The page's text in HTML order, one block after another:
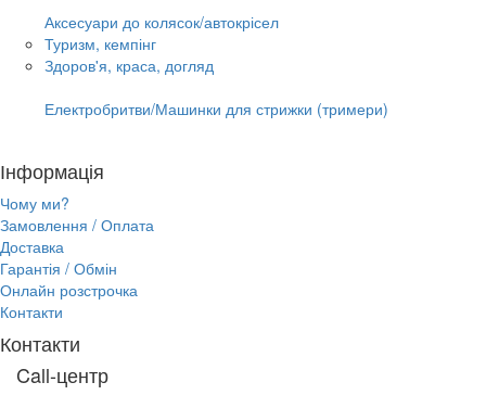
Аксесуари до колясок/автокрісел
Туризм, кемпінг
Здоров'я, краса, догляд
Електробритви/Машинки для стрижки (тримери)
Інформація
Чому ми?
Замовлення / Оплата
Доставка
Гарантія / Обмін
Онлайн розстрочка
Контакти
Контакти
Call-центр